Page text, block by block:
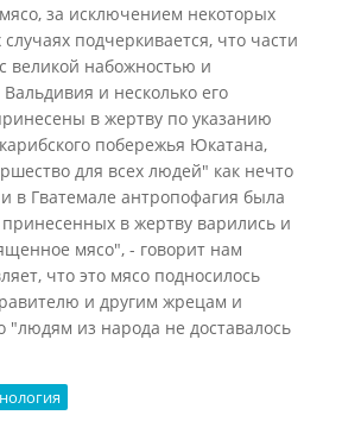
за исключением некоторых
подчеркивается, что части
великой набожностью и
и несколько его
в жертву по указанию
побережья Юкатана,
для всех людей" как нечто
в Гватемале антропофагия была
в жертву варились и
мясо", - говорит нам
что это мясо подносилось
и другим жрецам и
из народа не доставалось